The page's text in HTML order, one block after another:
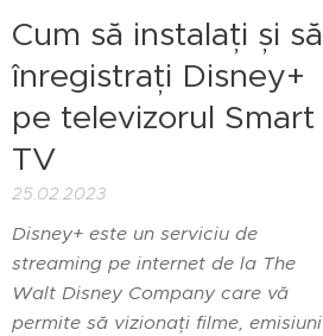
Cum să instalați și să
înregistrați Disney+
pe televizorul Smart
TV
25.02.2023
Disney+ este un serviciu de
streaming pe internet de la The
Walt Disney Company care vă
permite să vizionați filme, emisiuni